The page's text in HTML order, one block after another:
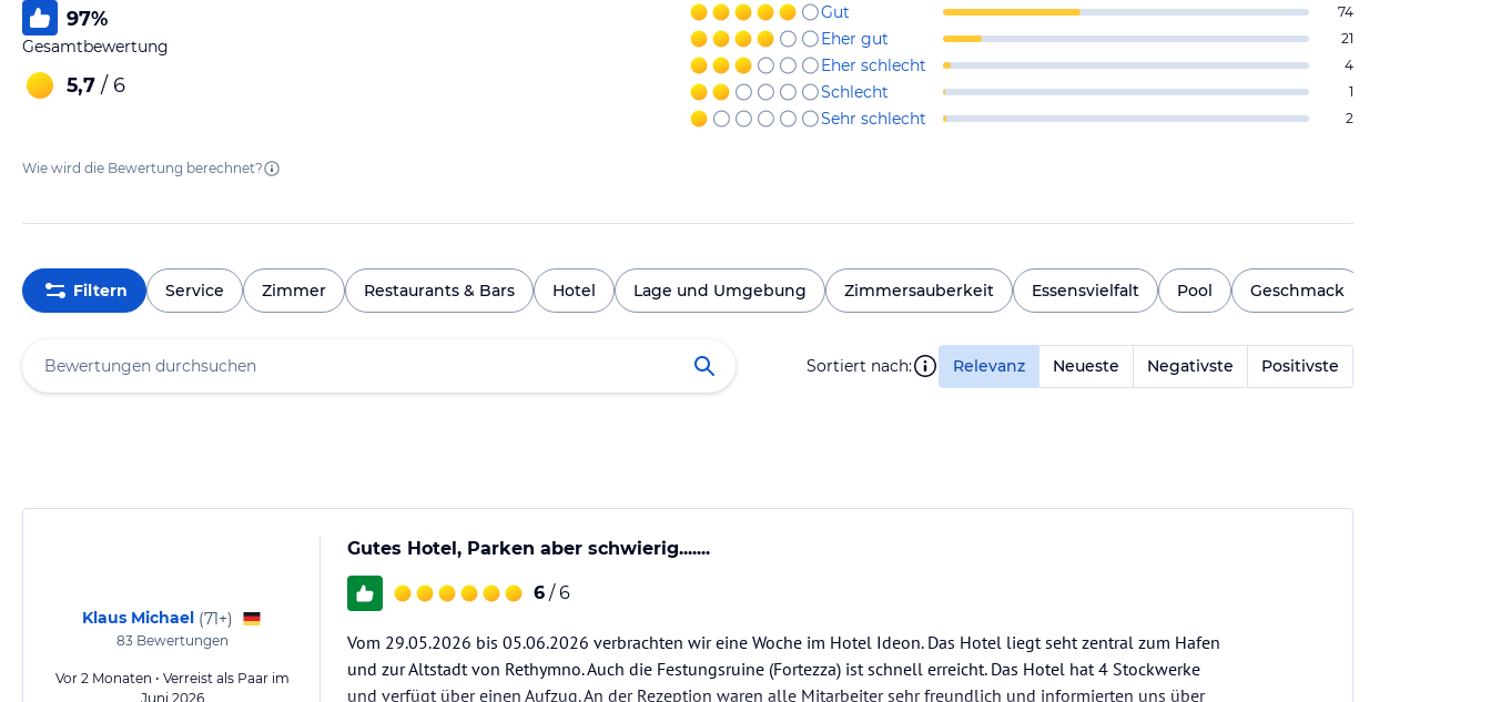
97%
Gesamtbewertung
5,7 / 6
Gut 74
Eher gut 21
Eher schlecht 4
Schlecht 1
Sehr schlecht 2
Wie wird die Bewertung berechnet?
Filtern Service Zimmer Restaurants & Bars Hotel Lage und Umgebung Zimmersauberkeit Essensvielfalt Pool Geschmack
Sortiert nach: Relevanz Neueste Negativste Positivste
Klaus Michael (71+)
83Bewertungen
Vor 2 Monaten • Verreist als Paar im
Juni 2026
Gutes Hotel, Parken aber schwierig.......
6 / 6
Vom 29.05.2026 bis 05.06.2026 verbrachten wir eine Woche im Hotel Ideon. Das Hotel liegt seht zentral zum Hafen
und zur Altstadt von Rethymno. Auch die Festungsruine (Fortezza) ist schnell erreicht. Das Hotel hat 4 Stockwerke
und verfügt über einen Aufzug. An der Rezeption waren alle Mitarbeiter sehr freundlich und informierten uns über